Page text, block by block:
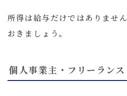
所得は給与だけではありませ
おきましょう。
個人事業主・フリーランス